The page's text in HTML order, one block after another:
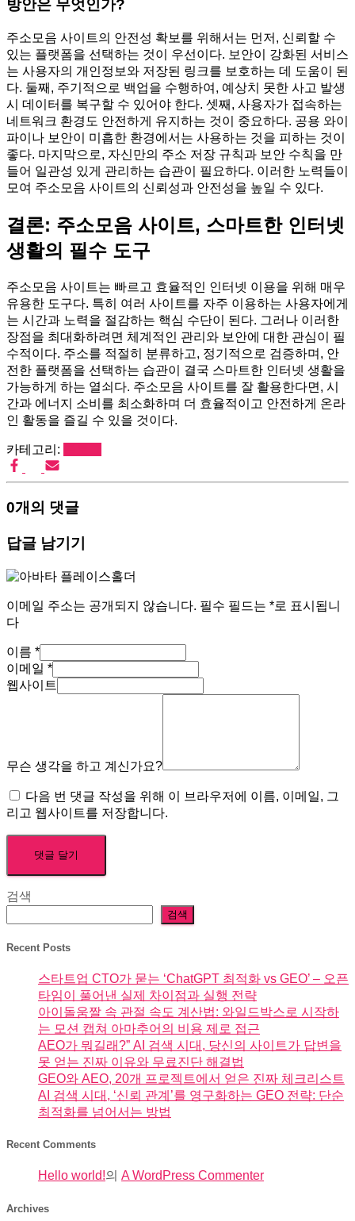
방안은 무엇인가?
주소모음 사이트의 안전성 확보를 위해서는 먼저, 신뢰할 수
있는 플랫폼을 선택하는 것이 우선이다. 보안이 강화된 서비스
는 사용자의 개인정보와 저장된 링크를 보호하는 데 도움이 된
다. 둘째, 주기적으로 백업을 수행하여, 예상치 못한 사고 발생
시 데이터를 복구할 수 있어야 한다. 셋째, 사용자가 접속하는
네트워크 환경도 안전하게 유지하는 것이 중요하다. 공용 와이
파이나 보안이 미흡한 환경에서는 사용하는 것을 피하는 것이
좋다. 마지막으로, 자신만의 주소 저장 규칙과 보안 수칙을 만
들어 일관성 있게 관리하는 습관이 필요하다. 이러한 노력들이
모여 주소모음 사이트의 신뢰성과 안전성을 높일 수 있다.
결론: 주소모음 사이트, 스마트한 인터넷
생활의 필수 도구
주소모음 사이트는 빠르고 효율적인 인터넷 이용을 위해 매우
유용한 도구다. 특히 여러 사이트를 자주 이용하는 사용자에게
는 시간과 노력을 절감하는 핵심 수단이 된다. 그러나 이러한
장점을 최대화하려면 체계적인 관리와 보안에 대한 관심이 필
수적이다. 주소를 적절히 분류하고, 정기적으로 검증하며, 안
전한 플랫폼을 선택하는 습관이 결국 스마트한 인터넷 생활을
가능하게 하는 열쇠다. 주소모음 사이트를 잘 활용한다면, 시
간과 에너지 소비를 최소화하며 더 효율적이고 안전하게 온라
인 활동을 즐길 수 있을 것이다.
카테고리:
0개의 댓글
답글 남기기
이메일 주소는 공개되지 않습니다. 필수 필드는 *로 표시됩니
다
이름 *
이메일 *
웹사이트
무슨 생각을 하고 계신가요?
다음 번 댓글 작성을 위해 이 브라우저에 이름, 이메일, 그
리고 웹사이트를 저장합니다.
검색
검색
Recent Posts
스타트업 CTO가 묻는 ‘ChatGPT 최적화 vs GEO’ – 오픈
타임이 풀어낸 실제 차이점과 실행 전략
아이돌움짤 속 관절 속도 계산법: 와일드박스로 시작하
는 모션 캡쳐 아마추어의 비용 제로 접근
AEO가 뭐길래?” AI 검색 시대, 당신의 사이트가 답변을
못 얻는 진짜 이유와 무료진단 해결법
GEO와 AEO, 20개 프로젝트에서 얻은 진짜 체크리스트
AI 검색 시대, ‘신뢰 관계’를 영구화하는 GEO 전략: 단순
최적화를 넘어서는 방법
Recent Comments
Hello world!의 A WordPress Commenter
Archives